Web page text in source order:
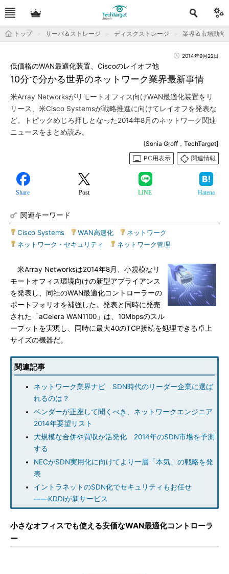
トップ サーバ＆ストレージ ディスクストレージ 業界＆市場動向
2014年9月22日
10分で分かる世界のネットワーク業界最新事情
低価格のWAN最適化装置、Ciscoのレイオフ他
米Array Networksがリモートオフィス向けWAN最適化装置をリ
リース、米Cisco Systemsが戦略推進に向けてレイオフを発表な
ど。トピックめじろ押しとなった2014年8月のネットワーク関連
ニュースをまとめ読み。
[Sonia Groff，TechTarget]
PC用表示
関連情報
Share Post LINE Hatena
関連キーワード
Cisco Systems WAN高速化 ネットワーク
ネットワーク・セキュリティ
ネットワーク管理
米Array Networksは2014年8月、小規模なリ
モートオフィス環境向けの新型アプライアンス
を発表し、同社のWAN最適化コントローラーの
ポートフォリオを補強した。発表と同時に発売
された「aCelera WAN1100」は、10Mbpsのスル
ープットを実現し、同時に最大40のTCP接続を処理できる卓上
サイズの機器だ。
関連記事
ネットワーク業界ナビ SDN時代のリーダー企業に選ば
れるのは？
ベンダーが正座して聞くべき、ネットワークエンジニア
2014年要望リスト
大規模な合併や買収が活発化 2014年のSDN市場を予測
する
NECがSDN実用化に向けてより一層「本気」の戦略を発
表
イントラネットのSDN化でセキュリティもお任せ
――KDDIが新サービス
小さなオフィスでも使える安価なWAN最適化コントローラ
ー